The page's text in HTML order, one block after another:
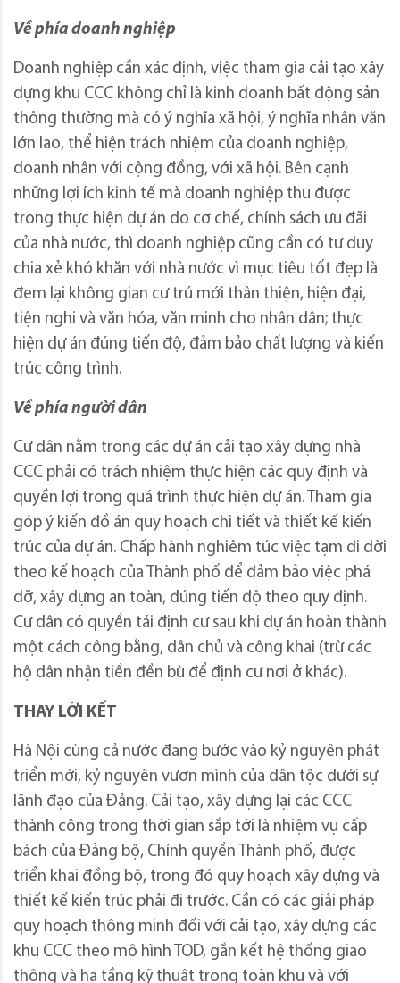
Về phía doanh nghiệp
Doanh nghiệp cần xác định, việc tham gia cải tạo xây
dựng khu CCC không chỉ là kinh doanh bất động sản
thông thường mà có ý nghĩa xã hội, ý nghĩa nhân văn
lớn lao, thể hiện trách nhiệm của doanh nghiệp,
doanh nhân với cộng đồng, với xã hội. Bên cạnh
những lợi ích kinh tế mà doanh nghiệp thu được
trong thực hiện dự án do cơ chế, chính sách ưu đãi
của nhà nước, thì doanh nghiệp cũng cần có tư duy
chia xẻ khó khăn với nhà nước vì mục tiêu tốt đẹp là
đem lại không gian cư trú mới thân thiện, hiện đại,
tiện nghi và văn hóa, văn minh cho nhân dân; thực
hiện dự án đúng tiến độ, đảm bảo chất lượng và kiến
trúc công trình.
Về phía người dân
Cư dân nằm trong các dự án cải tạo xây dựng nhà
CCC phải có trách nhiệm thực hiện các quy định và
quyền lợi trong quá trình thực hiện dự án. Tham gia
góp ý kiến đồ án quy hoạch chi tiết và thiết kế kiến
trúc của dự án. Chấp hành nghiêm túc việc tạm di dời
theo kế hoạch của Thành phố để đảm bảo việc phá
dỡ, xây dựng an toàn, đúng tiến độ theo quy định.
Cư dân có quyền tái định cư sau khi dự án hoàn thành
một cách công bằng, dân chủ và công khai (trừ các
hộ dân nhận tiền đền bù để định cư nơi ở khác).
THAY LỜI KẾT
Hà Nội cùng cả nước đang bước vào kỷ nguyên phát
triển mới, kỷ nguyên vươn mình của dân tộc dưới sự
lãnh đạo của Đảng. Cải tạo, xây dựng lại các CCC
thành công trong thời gian sắp tới là nhiệm vụ cấp
bách của Đảng bộ, Chính quyền Thành phố, được
triển khai đồng bộ, trong đó quy hoạch xây dựng và
thiết kế kiến trúc phải đi trước. Cần có các giải pháp
quy hoạch thông minh đối với cải tạo, xây dựng các
khu CCC theo mô hình TOD, gắn kết hệ thống giao
thông và hạ tầng kỹ thuật trong toàn khu và với